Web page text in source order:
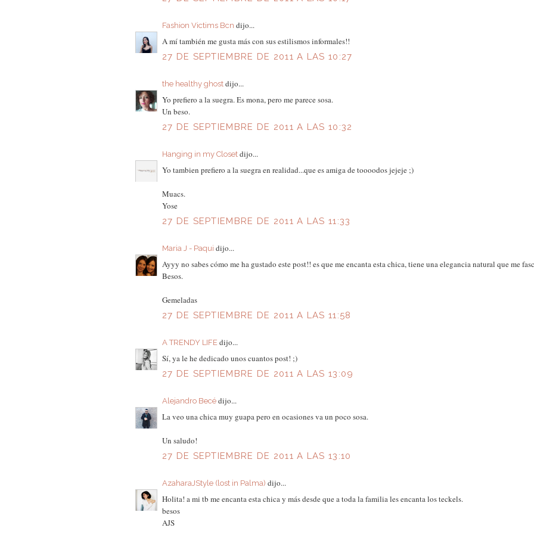
Fashion Victims Bcn dijo...
A mí también me gusta más con sus estilismos informales!!
27 DE SEPTIEMBRE DE 2011 A LAS 10:27
the healthy ghostdijo...
Yo prefiero a la suegra. Es mona, pero me parece sosa.
Un beso.
27 DE SEPTIEMBRE DE 2011 A LAS 10:32
Hanging in my Closetdijo...
Yo tambien prefiero a la suegra en realidad...que es amiga de toooodos jejeje ;)
Muacs.
Yose
27 DE SEPTIEMBRE DE 2011 A LAS 11:33
Maria J - Paqui dijo...
Ayyy no sabes cómo me ha gustado este post!! es que me encanta esta chica, tiene una elegancia natural que me
Besos.
Gemeladas
27 DE SEPTIEMBRE DE 2011 A LAS 11:58
A TRENDY LIFEdijo...
Sí, ya le he dedicado unos cuantos post! ;)
27 DE SEPTIEMBRE DE 2011 A LAS 13:09
Alejandro Becé dijo...
La veo una chica muy guapa pero en ocasiones va un poco sosa.
Un saludo!
27 DE SEPTIEMBRE DE 2011 A LAS 13:10
AzaharaJStyle (lost in Palma) dijo...
Holita! a mi tb me encanta esta chica y más desde que a toda la familia les encanta los teckels.
besos
AJS